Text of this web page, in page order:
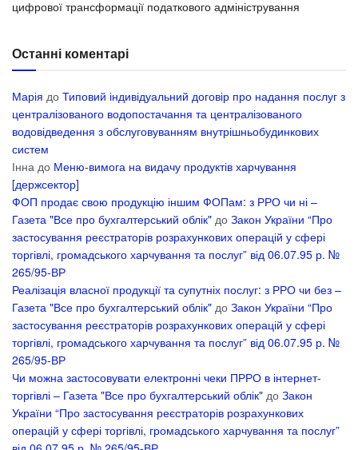
цифрової трансформації податкового адміністрування
Останні коментарі
Марія до Типовий індивідуальний договір про надання послуг з
централізованого водопостачання та централізованого
водовідведення з обслуговуванням внутрішньобудинкових
систем
Інна до Меню-вимога на видачу продуктів харчування
[держсектор]
ФОП продає свою продукцію іншим ФОПам: з РРО чи ні –
Газета "Все про бухгалтерський облік" до Закон України “Про
застосування реєстраторів розрахункових операцій у сфері
торгівлі, громадського харчування та послуг” від 06.07.95 р. №
265/95-ВР
Реалізація власної продукції та супутніх послуг: з РРО чи без –
Газета "Все про бухгалтерський облік" до Закон України “Про
застосування реєстраторів розрахункових операцій у сфері
торгівлі, громадського харчування та послуг” від 06.07.95 р. №
265/95-ВР
Чи можна застосовувати електронні чеки ПРРО в інтернет-
торгівлі – Газета "Все про бухгалтерський облік" до Закон
України “Про застосування реєстраторів розрахункових
операцій у сфері торгівлі, громадського харчування та послуг”